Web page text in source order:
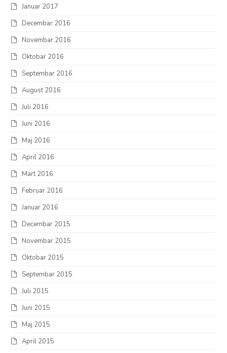
Januar 2017
Decembar 2016
Novembar 2016
Oktobar 2016
Septembar 2016
August 2016
Juli 2016
Juni 2016
Maj 2016
April 2016
Mart 2016
Februar 2016
Januar 2016
Decembar 2015
Novembar 2015
Oktobar 2015
Septembar 2015
Juli 2015
Juni 2015
Maj 2015
April 2015